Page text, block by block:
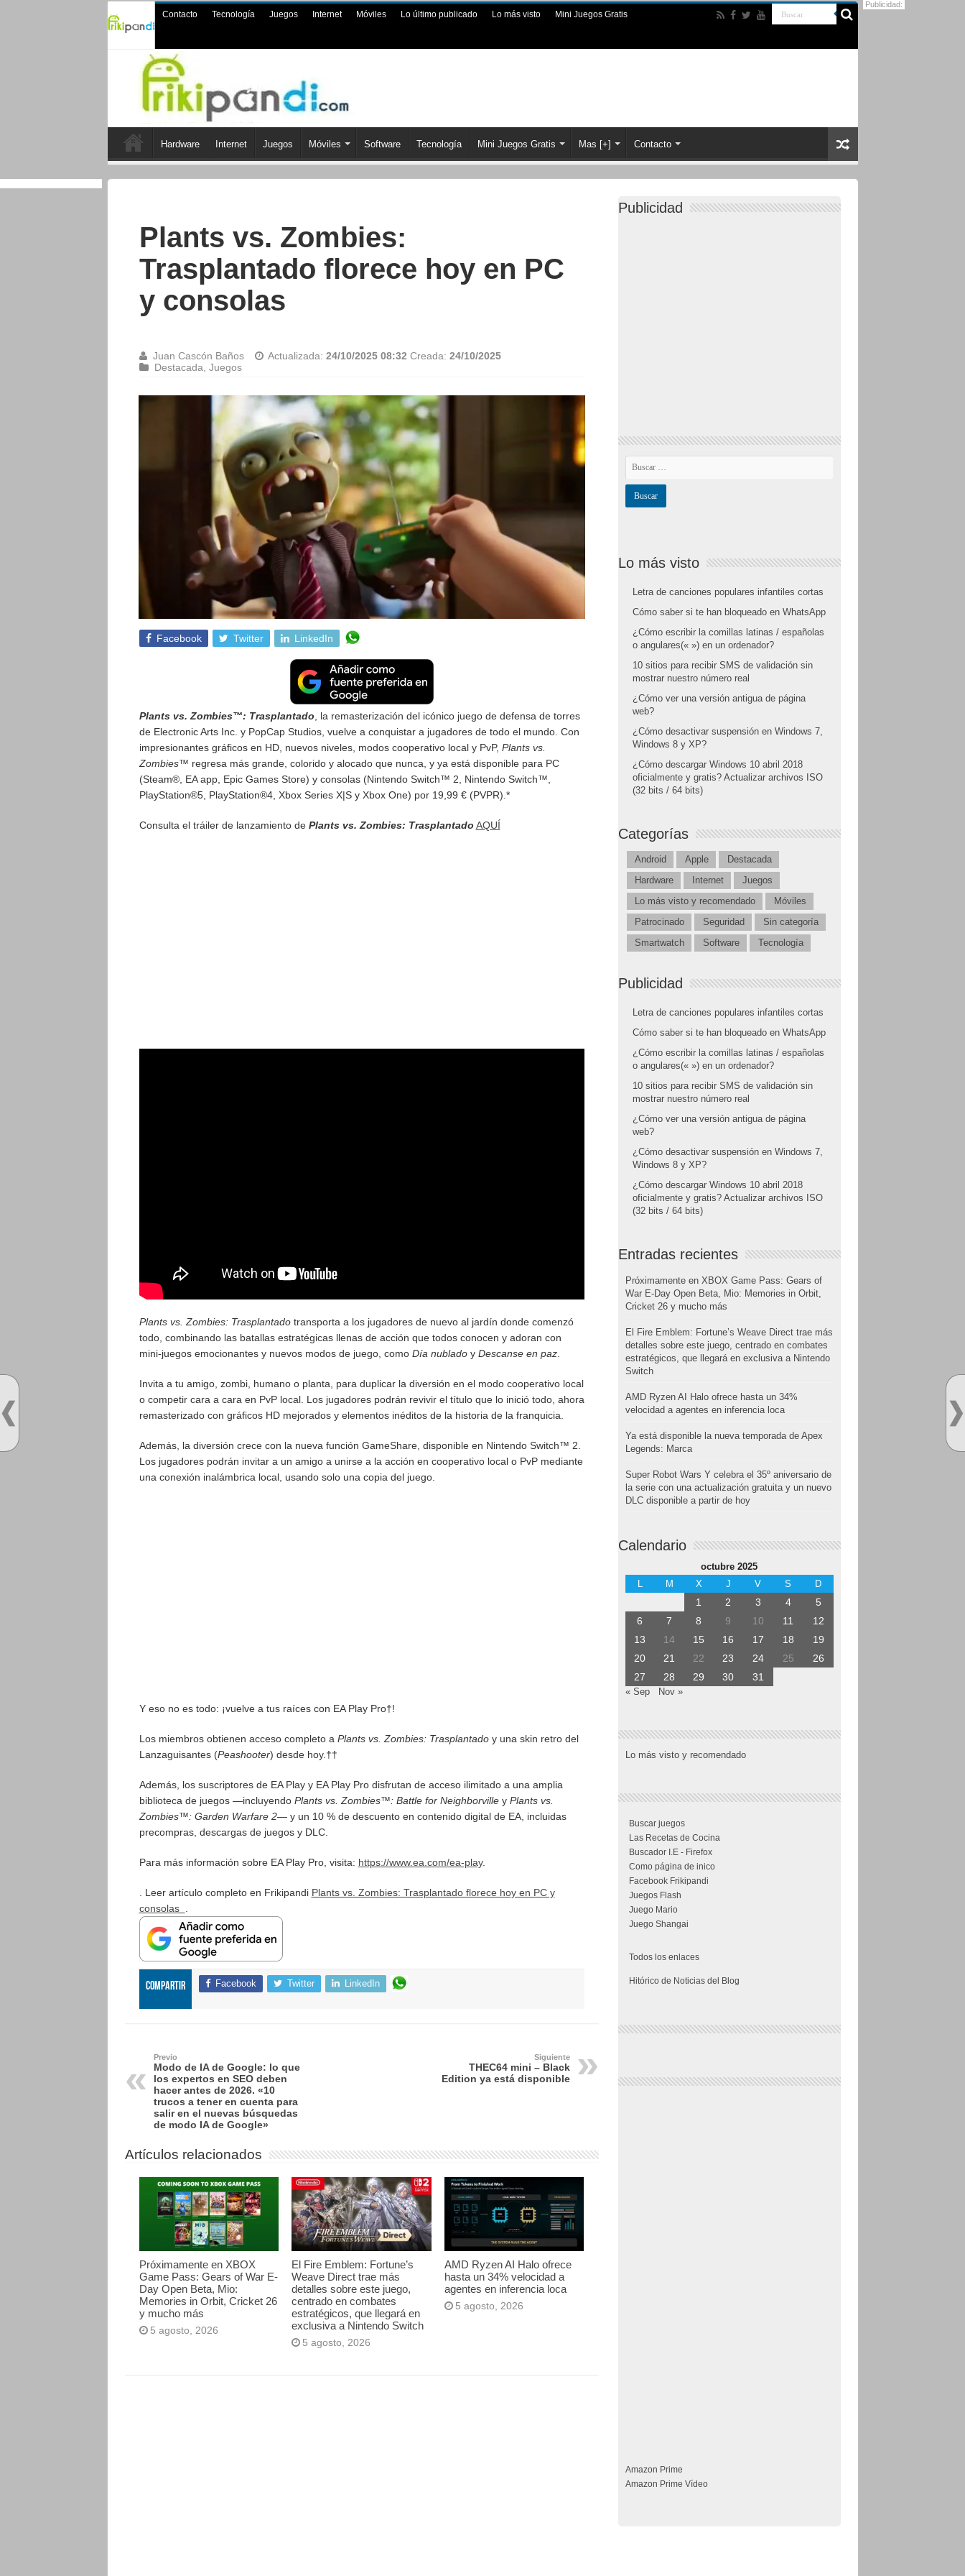
Contacto Tecnología Juegos Internet Móviles Lo último publicado Lo más visto Mini Juegos Gratis
Hardware Internet Juegos Móviles Software Tecnología Mini Juegos Gratis Mas [+] Contacto
Plants vs. Zombies:
Trasplantado florece hoy en PC
y consolas
Juan Cascón Baños Actualizada: 24/10/2025 08:32 Creada: 24/10/2025
Destacada Juegos
Facebook Twitter LinkedIn
Plants vs. Zombies™: Trasplantado , la remasterización del icónico juego de defensa de torres
de Electronic Arts Inc. y PopCap Studios, vuelve a conquistar a jugadores de todo el mundo. Con
impresionantes gráficos en HD, nuevos niveles, modos cooperativo local y PvP, Plants vs.
Zombies™ regresa más grande, colorido y alocado que nunca, y ya está disponible para PC
(Steam®, EA app, Epic Games Store) y consolas (Nintendo Switch™ 2, Nintendo Switch™,
PlayStation®5, PlayStation®4, Xbox Series X|S y Xbox One) por 19,99 € (PVPR).*
Consulta el tráiler de lanzamiento de Plants vs. Zombies: Trasplantado AQUÍ
Plants vs. Zombies: Trasplantadotransporta a los jugadores de nuevo al jardín donde comenzó
todo, combinando las batallas estratégicas llenas de acción que todos conocen y adoran con
mini-juegos emocionantes y nuevos modos de juego, como Día nubladoy Descanse en paz.
Invita a tu amigo, zombi, humano o planta, para duplicar la diversión en el modo cooperativo local
o competir cara a cara en PvP local. Los jugadores podrán revivir el título que lo inició todo, ahora
remasterizado con gráficos HD mejorados y elementos inéditos de la historia de la franquicia.
Además, la diversión crece con la nueva función GameShare, disponible en Nintendo Switch™ 2.
Los jugadores podrán invitar a un amigo a unirse a la acción en cooperativo local o PvP mediante
una conexión inalámbrica local, usando solo una copia del juego.
Y eso no es todo: ¡vuelve a tus raíces con EA Play Pro†!
Los miembros obtienen acceso completo a Plants vs. Zombies: Trasplantadoy una skin retro del
Lanzaguisantes (Peashooter) desde hoy.††
Además, los suscriptores de EA Play y EA Play Pro disfrutan de acceso ilimitado a una amplia
biblioteca de juegos —incluyendo Plants vs. Zombies™: Battle for Neighborvilley Plants vs.
Zombies™: Garden Warfare 2— y un 10 % de descuento en contenido digital de EA, incluidas
precompras, descargas de juegos y DLC.
Para más información sobre EA Play Pro, visita: https://www.ea.com/ea-play.
. Leer artículo completo en Frikipandi Plants vs. Zombies: Trasplantado florece hoy en PC y
consolas
Compartir Facebook Twitter LinkedIn
Previo
Modo de IA de Google: lo que
los expertos en SEO deben
hacer antes de 2026. «10
trucos a tener en cuenta para
salir en el nuevas búsquedas
de modo IA de Google»
Siguiente
THEC64 mini – Black
Edition ya está disponible
Artículos relacionados
Próximamente en XBOX
Game Pass: Gears of War E-
Day Open Beta, Mio:
Memories in Orbit, Cricket 26
y mucho más
5 agosto, 2026
El Fire Emblem: Fortune’s
Weave Direct trae más
detalles sobre este juego,
centrado en combates
estratégicos, que llegará en
exclusiva a Nintendo Switch
5 agosto, 2026
AMD Ryzen AI Halo ofrece
hasta un 34% velocidad a
agentes en inferencia loca
5 agosto, 2026
Publicidad
Lo más visto
Letra de canciones populares infantiles cortas
Cómo saber si te han bloqueado en WhatsApp
¿Cómo escribir la comillas latinas / españolas
o angulares(« ») en un ordenador?
10 sitios para recibir SMS de validación sin
mostrar nuestro número real
¿Cómo ver una versión antigua de página
web?
¿Cómo desactivar suspensión en Windows 7,
Windows 8 y XP?
¿Cómo descargar Windows 10 abril 2018
oficialmente y gratis? Actualizar archivos ISO
(32 bits / 64 bits)
Categorías
Android Apple
Destacada
Hardware
Internet
Juegos
Lo más visto y recomendado
Móviles
Patrocinado
Seguridad
Sin categoría
Smartwatch
Software Tecnología
Publicidad
Letra de canciones populares infantiles cortas
Cómo saber si te han bloqueado en WhatsApp
¿Cómo escribir la comillas latinas / españolas
o angulares(« ») en un ordenador?
10 sitios para recibir SMS de validación sin
mostrar nuestro número real
¿Cómo ver una versión antigua de página
web?
¿Cómo desactivar suspensión en Windows 7,
Windows 8 y XP?
¿Cómo descargar Windows 10 abril 2018
oficialmente y gratis? Actualizar archivos ISO
(32 bits / 64 bits)
Entradas recientes
Próximamente en XBOX Game Pass: Gears of
War E-Day Open Beta, Mio: Memories in Orbit,
Cricket 26 y mucho más
El Fire Emblem: Fortune’s Weave Direct trae más
detalles sobre este juego, centrado en combates
estratégicos, que llegará en exclusiva a Nintendo
Switch
AMD Ryzen AI Halo ofrece hasta un 34%
velocidad a agentes en inferencia loca
Ya está disponible la nueva temporada de Apex
Legends: Marca
Super Robot Wars Y celebra el 35º aniversario de
la serie con una actualización gratuita y un nuevo
DLC disponible a partir de hoy
Calendario
octubre 2025
L
M X J V S D
1 2 3 4
5
6
7 8 9 10 11
12
13
14 15 16 17 18
19
20
21 22 23 24 25
26
27
28 29 30 31
« Sep Nov »
Lo más visto y recomendado
Buscar juegos
Las Recetas de Cocina
Buscador I.E - Firefox
Como página de inico
Facebook Frikipandi
Juegos Flash
Juego Mario
Juego Shangai
Todos los enlaces
Hitórico de Noticias del Blog
Publicidad:
Amazon Prime
Amazon Prime Vídeo